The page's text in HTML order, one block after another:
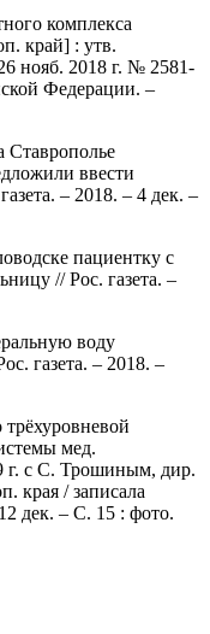
комплекса
край] : утв.
нояб. 2018 г. № 2581-
Федерации. –
Ставрополье
ввести
– 2018. – 4 дек. –
пациентку с
// Рос. газета. –
воду
газета. – 2018. –
трёхуровневой
мед.
г. с С. Трошиным, дир.
края / записала
дек. – С. 15 : фото.